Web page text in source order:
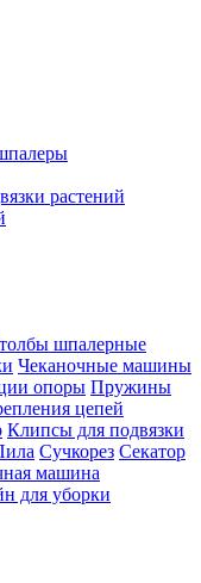
растений
шпалерные
Чеканочные машины
опоры Пружины
цепей
Клипсы для подвязки
Сучкорез Секатор
машина
для уборки